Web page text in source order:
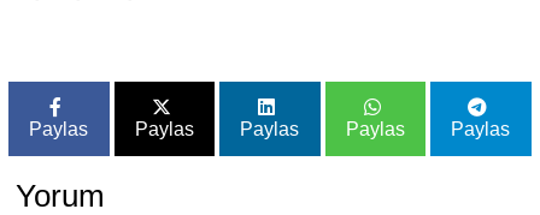
Paylas Paylas Paylas Paylas Paylas
Yorum